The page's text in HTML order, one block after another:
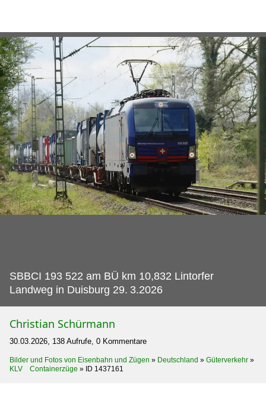
SBBCI 193 522 am BÜ km 10,832 Lintorfer
Landweg in Duisburg 29. 3.2026
Christian Schürmann
30.03.2026, 138 Aufrufe, 0 Kommentare
Bilder und Fotos von Eisenbahn und Zügen » Deutschland » Güterverkehr »
KLV Containerzüge » ID 1437161